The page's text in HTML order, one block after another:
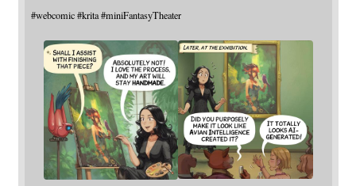
#webcomic #krita #miniFantasyTheater